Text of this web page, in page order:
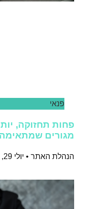
פנאי
פחות תחזוקה,
מגורים
הנהלת האתר יולי 29, 2026